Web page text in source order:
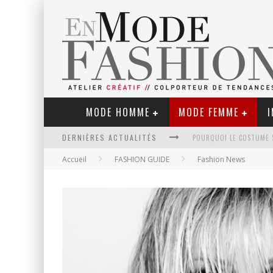
MODE HOMME MODE FEMME
DERNIÈRES ACTUALITÉS
LE RETOUR DU
Accueil FASHION GUIDE Fashion News